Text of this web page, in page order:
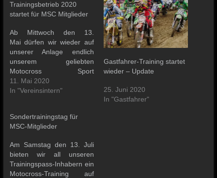
Trainingsbetrieb 2020
startet für MSC Mitglieder
Ab Mittwoch den 13.
Mai dürfen wir wieder auf
unserer Anlage endlich
unserem geliebten
Motocross Sport
nachgehen. Das Training
kann aber nur unter
11. Mai 2020
In "Vereinsintern"
Gastfahrer-Training startet
wieder – Update
25. Juni 2020
In "Gastfahrer"
Sondertrainingstag für
MSC-Mitglieder
Am Samstag den 13. Juli
bieten wir all unseren
Trainingspass-Inhabern ein
Motocross-Training auf